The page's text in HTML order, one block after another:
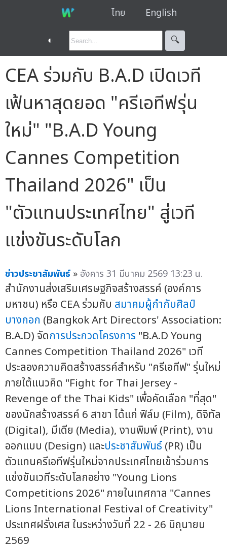
ไทย English
◐ 🔍︎
CEA ร่วมกับ B.A.D เปิดเวที
เฟ้นหาสุดยอด "ครีเอทีฟรุ่น
ใหม่" "B.A.D Young
Cannes Competition
Thailand 2026" เป็น
"ตัวแทนประเทศไทย" สู่เวที
แข่งขันระดับโลก
ข่าวประชาสัมพันธ์ » อังคาร 31 มีนาคม 2569 13:23 น.
สำนักงานส่งเสริมเศรษฐกิจสร้างสรรค์ (องค์การ
มหาชน) หรือ CEA ร่วมกับ สมาคมผู้กำกับศิลป์
บางกอก (Bangkok Art Directors' Association:
B.A.D) จัดการประกวดโครงการ "B.A.D Young
Cannes Competition Thailand 2026" เวที
ประลองความคิดสร้างสรรค์สำหรับ "ครีเอทีฟ" รุ่นใหม่
ภายใต้แนวคิด "Fight for Thai Jersey -
Revenge of the Thai Kids" เพื่อคัดเลือก "ที่สุด"
ของนักสร้างสรรค์ 6 สาขา ได้แก่ ฟิล์ม (Film), ดิจิทัล
(Digital), มีเดีย (Media), งานพิมพ์ (Print), งาน
ออกแบบ (Design) และประชาสัมพันธ์(PR) เป็น
ตัวแทนครีเอทีฟรุ่นใหม่จากประเทศไทยเข้าร่วมการ
แข่งขันเวทีระดับโลกอย่าง "Young Lions
Competitions 2026" ภายในเทศกาล "Cannes
Lions International Festival of Creativity"
ประเทศฝรั่งเศส ในระหว่างวันที่ 22 - 26 มิถุนายน
2569